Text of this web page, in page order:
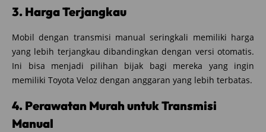
3. Harga Terjangkau
Mobil dengan transmisi manual seringkali memiliki harga
yang lebih terjangkau dibandingkan dengan versi otomatis.
Ini bisa menjadi pilihan bijak bagi mereka yang ingin
memiliki Toyota Veloz dengan anggaran yang lebih terbatas.
4. Perawatan Murah untuk Transmisi
Manual